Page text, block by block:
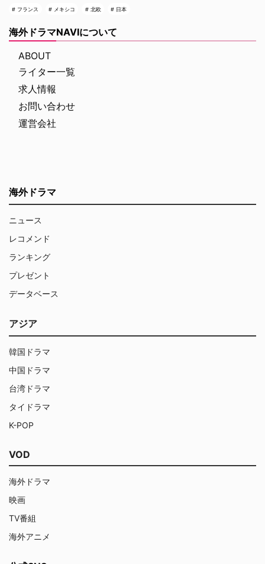
フランス メキシコ 北欧 日本
海外ドラマNAVIについて
ABOUT
ライター一覧
求人情報
お問い合わせ
運営会社
海外ドラマ
ニュース
レコメンド
ランキング
プレゼント
データベース
アジア
韓国ドラマ
中国ドラマ
台湾ドラマ
タイドラマ
K-POP
VOD
海外ドラマ
映画
TV番組
海外アニメ